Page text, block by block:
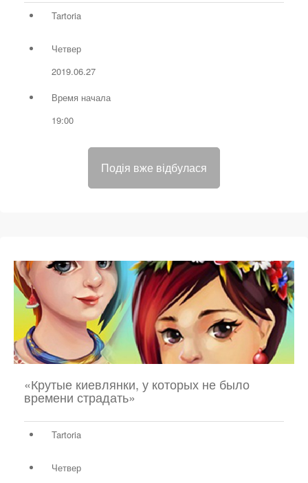
Tartoria
Четвер
2019.06.27
Время начала
19:00
Подія вже відбулася
«Крутые киевлянки, у которых не было
времени страдать»
Tartoria
Четвер